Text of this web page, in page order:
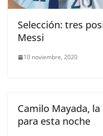
Selección: tres
Messi
10 noviembre, 2020
Camilo Mayada,
para esta noche